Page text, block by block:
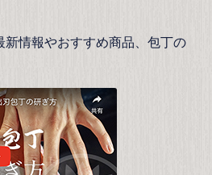
情報やおすすめ商品、包丁の